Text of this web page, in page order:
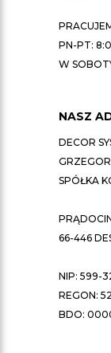
PN-PT:
W
NASZ
DECOR
SPÓŁKA
66-446
NIP: 599-
REGON:
BDO: